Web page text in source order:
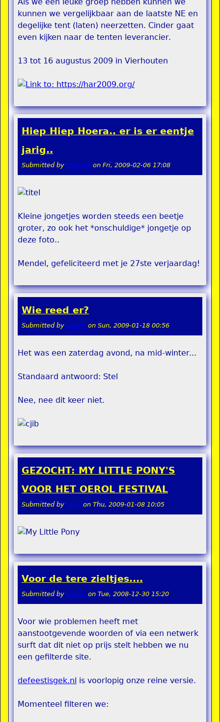
kunnen we vergelijkbaar aan de laatste NE en
degelijke tent (laten) neerzetten. Cinder gaat
even kijken naar de tenten leverancier.
13 tot 16 augustus 2009 in Vierhouten
Hiep Hiep Hoera.. er is er eentje
jarig..
Submitted by Velasca on Fri, 2009-02-06 17:08
Kleine jongetjes worden steeds een beetje
groter, zo ook het *onschuldige* jongetje op
deze foto..
Mendel, gefeliciteerd met je 27ste verjaardag!
Wie reed er?
Submitted by pokon on Sun, 2009-01-18 00:56
Het was een zaterdag avond, na mid-winter...
Standaard antwoord: Stel
Nee, nee dit keer niet.
GEZOCHT: MY LITTLE PONY'S
VOOR HET OEROL FESTIVAL
Submitted by remi on Thu, 2009-01-08 10:05
Voor de tere zieltjes....
Submitted by pokon on Tue, 2008-12-30 15:20
Voor wie problemen heeft met
aanstootgevende woorden of via een netwerk
surft dat dit niet op prijs stelt hebben we nu
een gefilterde site.
defeestisgek.nl is voorlopig onze reine versie.
Momenteel filteren we: